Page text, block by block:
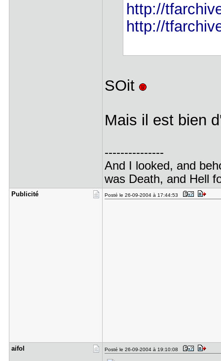
http://
http://
SOit
Mais il est bien
---------------
And I looked, and
was Death, and Hell
Publicité Posté le 26-09-2004 à 17:44:53
aifol Posté le 26-09-2004 à 19:10:08